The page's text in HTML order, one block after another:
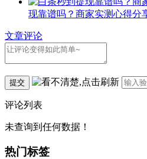
现靠谱吗？商家实测心得分
文章评论
提交
评论列表
未查询到任何数据！
热门标签